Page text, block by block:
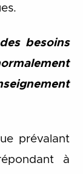
besoins
prévalant
à